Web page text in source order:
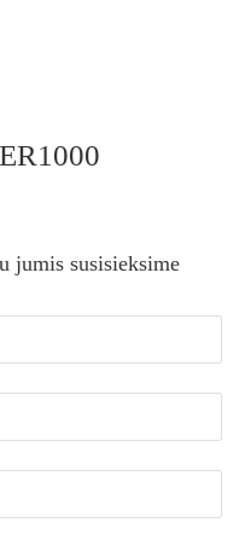
jumis susisieksime